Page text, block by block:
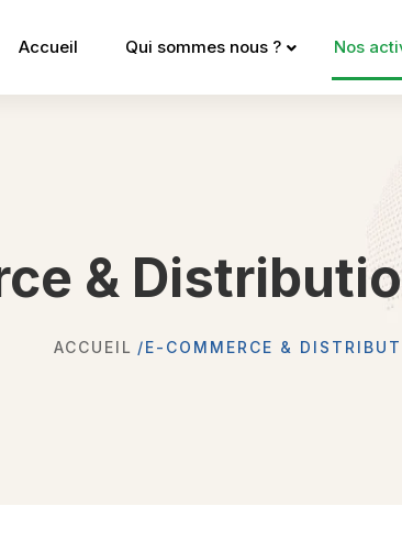
Accueil Qui sommes nous ? Nos
&
ACCUEIL E-COMMERCE &